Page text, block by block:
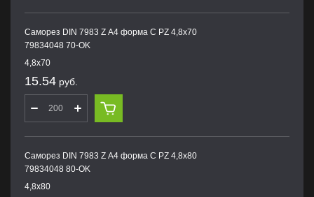
Саморез DIN 7983 Z А4 форма С PZ 4,8х70
79834048 70-OK
4,8х70
15.54 руб.
Саморез DIN 7983 Z А4 форма С PZ 4,8х80
79834048 80-OK
4,8х80